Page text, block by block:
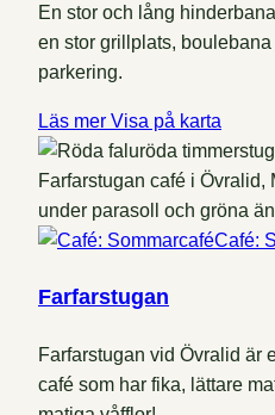
En stor och lång
en stor grillplats, boulebana
parkering.
Läs mer Visa på karta
Café:
Farfarstugan
Farfarstugan vid Övralid är
café som har fika, lättare